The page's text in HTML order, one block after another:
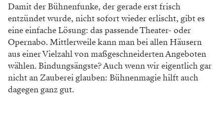
Damit der Bühnenfunke, der gerade erst frisch
entzündet wurde, nicht sofort wieder erlischt, gibt es
eine einfache Lösung: das passende Theater- oder
Opernabo. Mittlerweile kann man bei allen Häusern
aus einer Vielzahl von maßgeschneiderten Angeboten
wählen. Bindungsängste? Auch wenn wir eigentlich gar
nicht an Zauberei glauben: Bühnenmagie hilft auch
dagegen ganz gut.